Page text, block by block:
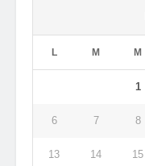
L M M
1
6 7 8
13 14 15